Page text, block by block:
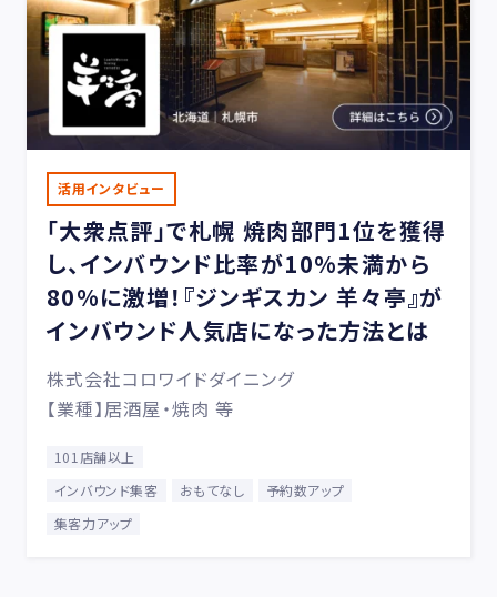
活用インタビュー
「大衆点評」で札幌 焼肉部門1位を獲得
し、インバウンド比率が10%未満から
80%に激増！『ジンギスカン 羊々亭』が
インバウンド人気店になった方法とは
株式会社コロワイドダイニング
【業種】居酒屋・焼肉 等
101店舗以上
インバウンド集客
おもてなし
予約数アップ
集客力アップ